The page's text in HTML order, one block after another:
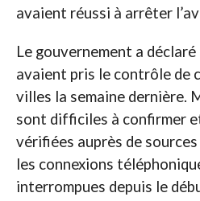
avaient réussi à arrêter
Le gouvernement a
avaient pris le contrôle de
villes la semaine dernière.
sont difficiles à confirmer
vérifiées auprès de
les connexions
interrompues depuis le